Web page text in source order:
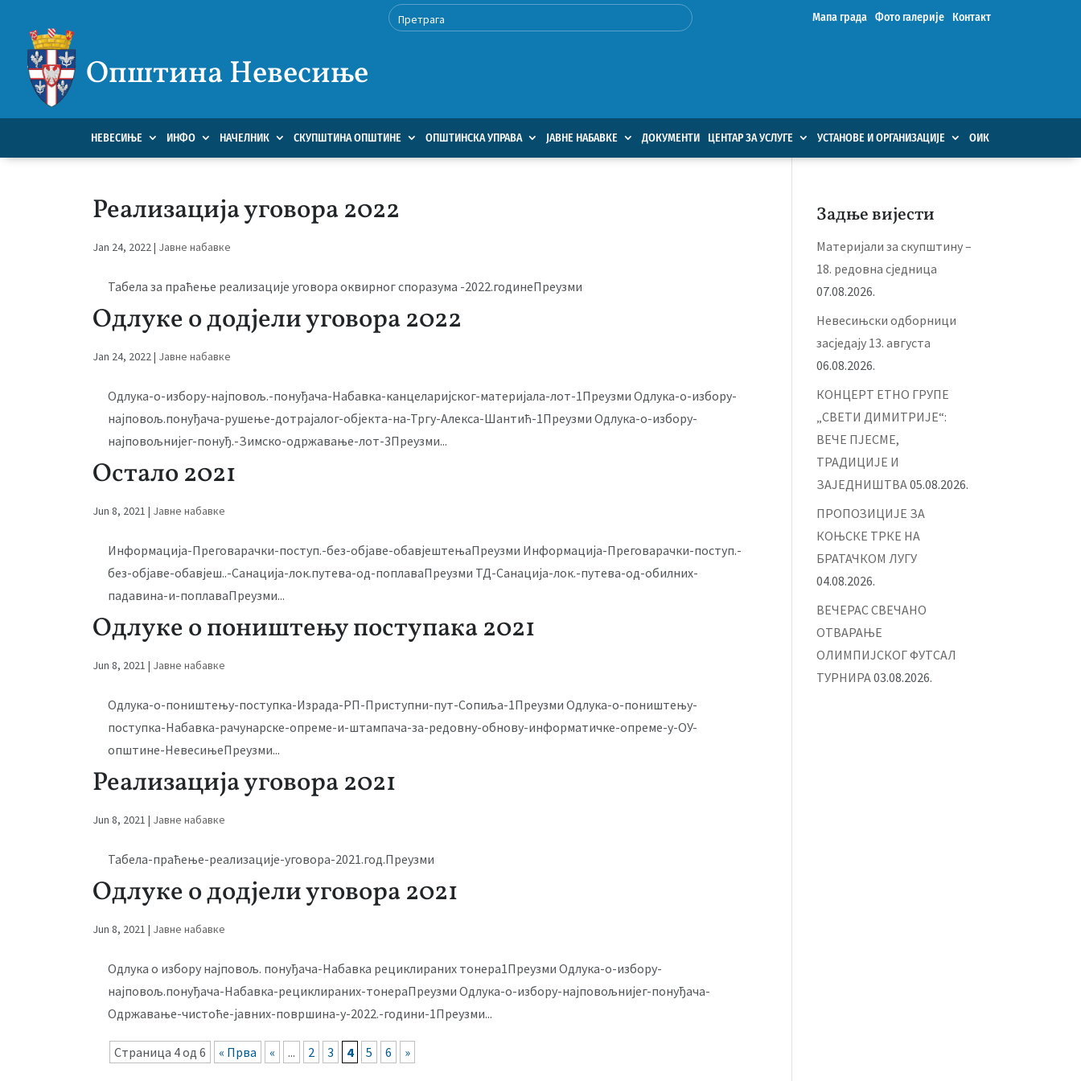
Мапа града Фото галерије Контакт
Општина Невесиње
НЕВЕСИЊЕ ИНФО НАЧЕЛНИК СКУПШТИНА ОПШТИНЕ ОПШТИНСКА УПРАВА ЈАВНЕ НАБАВКЕ ДОКУМЕНТИ ЦЕНТАР ЗА УСЛУГЕ УСТАНОВЕ И ОРГАНИЗАЦИЈЕ ОИК
Реализација уговора 2022
Jan 24, 2022| Јавне набавке
Табела за праћење реализације уговора оквирног споразума -2022.годинеПреузми
Одлуке о додјели уговора 2022
Jan 24, 2022| Јавне набавке
Oдлука-о-избору-најповољ.-понуђача-Набавка-канцеларијског-материјала-лот-1Преузми Одлука-о-избору-
најповољ.понуђача-рушење-дотрајалог-објекта-на-Тргу-Алекса-Шантић-1Преузми Одлука-о-избору-
најповољнијег-понуђ.-Зимско-одржавање-лот-3Преузми...
Остало 2021
Jun 8, 2021 | Јавне набавке
Информација-Преговарачки-поступ.-без-објаве-обавјештењаПреузми Информација-Преговарачки-поступ.-
без-објаве-обавјеш..-Санација-лок.путева-од-поплаваПреузми ТД-Санација-лок.-путева-од-обилних-
падавина-и-поплаваПреузми...
Одлуке о поништењу поступака 2021
Jun 8, 2021 | Јавне набавке
Одлука-о-поништењу-поступка-Израда-РП-Приступни-пут-Сопиља-1Преузми Одлука-о-поништењу-
поступка-Набавка-рачунарске-опреме-и-штампача-за-редовну-обнову-информатичке-опреме-у-ОУ-
општине-НевесињеПреузми...
Реализација уговора 2021
Jun 8, 2021 | Јавне набавке
Табела-праћење-реализације-уговора-2021.год.Преузми
Одлуке о додјели уговора 2021
Jun 8, 2021 | Јавне набавке
Одлука о избору најповољ. понуђача-Набавка рециклираних тонера1Преузми Одлука-о-избору-
најповољ.понуђача-Набавка-рециклираних-тонераПреузми Одлука-о-избору-најповољнијег-понуђача-
Одржавање-чистоће-јавних-површина-у-2022.-години-1Преузми...
Страница 4 од 6 « Прва « ... 2 3 4 5 6 »
Задње вијести
Материјали за скупштину –
18. редовна сједница
07.08.2026.
Невесињски одборници
засједају 13. августа
06.08.2026.
КОНЦЕРТ ЕТНО ГРУПЕ
„СВЕТИ ДИМИТРИЈЕ“:
ВЕЧЕ ПЈЕСМЕ,
ТРАДИЦИЈЕ И
ЗАЈЕДНИШТВА05.08.2026.
ПРОПОЗИЦИЈЕ ЗА
КОЊСКЕ ТРКЕ НА
БРАТАЧКОМ ЛУГУ
04.08.2026.
ВЕЧЕРАС СВЕЧАНО
ОТВАРАЊЕ
ОЛИМПИЈСКОГ ФУТСАЛ
ТУРНИРА03.08.2026.